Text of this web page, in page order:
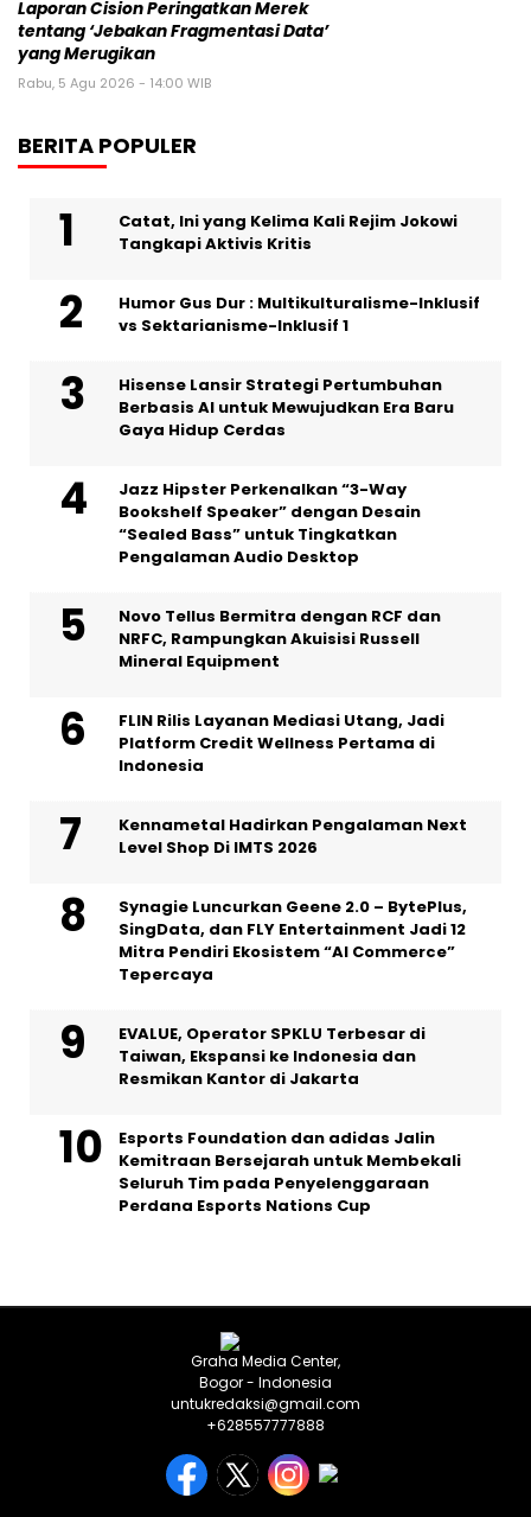
Laporan Cision Peringatkan Merek
tentang ‘Jebakan Fragmentasi Data’
yang Merugikan
Rabu, 5 Agu 2026 - 14:00 WIB
BERITA POPULER
Catat, Ini yang Kelima Kali Rejim Jokowi
Tangkapi Aktivis Kritis
Humor Gus Dur : Multikulturalisme-Inklusif
vs Sektarianisme-Inklusif 1
Hisense Lansir Strategi Pertumbuhan
Berbasis AI untuk Mewujudkan Era Baru
Gaya Hidup Cerdas
Jazz Hipster Perkenalkan “3-Way
Bookshelf Speaker” dengan Desain
“Sealed Bass” untuk Tingkatkan
Pengalaman Audio Desktop
Novo Tellus Bermitra dengan RCF dan
NRFC, Rampungkan Akuisisi Russell
Mineral Equipment
FLIN Rilis Layanan Mediasi Utang, Jadi
Platform Credit Wellness Pertama di
Indonesia
Kennametal Hadirkan Pengalaman Next
Level Shop Di IMTS 2026
Synagie Luncurkan Geene 2.0 – BytePlus,
SingData, dan FLY Entertainment Jadi 12
Mitra Pendiri Ekosistem “AI Commerce”
Tepercaya
EVALUE, Operator SPKLU Terbesar di
Taiwan, Ekspansi ke Indonesia dan
Resmikan Kantor di Jakarta
Esports Foundation dan adidas Jalin
Kemitraan Bersejarah untuk Membekali
Seluruh Tim pada Penyelenggaraan
Perdana Esports Nations Cup
Graha Media Center,
Bogor - Indonesia
untukredaksi@gmail.com
+628557777888